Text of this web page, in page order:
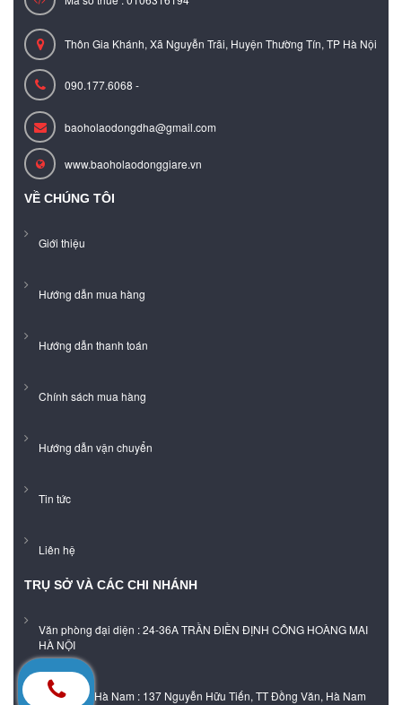
Thôn Gia Khánh, Xã Nguyễn Trãi, Huyện Thường Tín, TP Hà Nội
090.177.6068 -
baoholaodongdha@gmail.com
www.baoholaodonggiare.vn
VỀ CHÚNG TÔI
Giới thiệu
Hướng dẫn mua hàng
Hướng dẫn thanh toán
Chính sách mua hàng
Hướng dẫn vận chuyển
Tin tức
Liên hệ
TRỤ SỞ VÀ CÁC CHI NHÁNH
Văn phòng đại diện : 24-36A TRẦN ĐIỀN ĐỊNH CÔNG HOÀNG MAI
HÀ NỘI
Showroom Hà Nam : 137 Nguyễn Hữu Tiến, TT Đồng Văn, Hà Nam